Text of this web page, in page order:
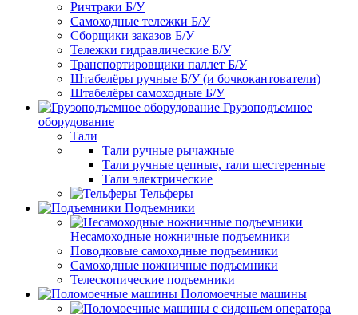
Ричтраки Б/У
Самоходные тележки Б/У
Сборщики заказов Б/У
Тележки гидравлические Б/У
Транспортировщики паллет Б/У
Штабелёры ручные Б/У (и бочкокантователи)
Штабелёры самоходные Б/У
Грузоподъемное
оборудование
Тали
Тали ручные рычажные
Тали ручные цепные, тали шестеренные
Тали электрические
Тельферы
Подъемники
Несамоходные ножничные подъемники
Поводковые самоходные подъемники
Самоходные ножничные подъемники
Телескопические подъемники
Поломоечные машины